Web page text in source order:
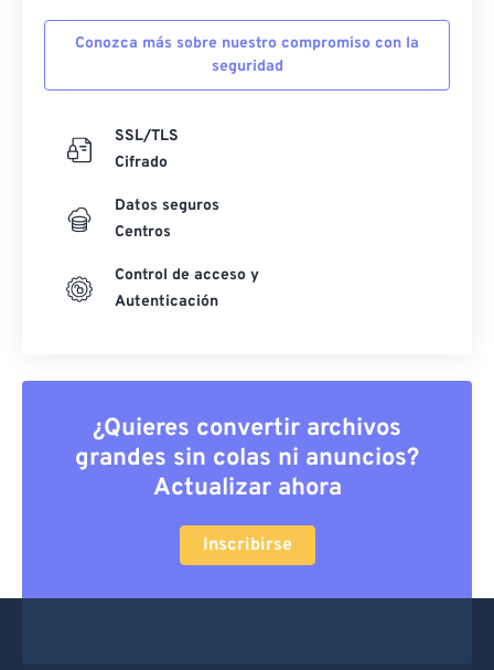
Conozca más sobre nuestro compromiso con la
seguridad
SSL/TLS
Cifrado
Datos seguros
Centros
Control de acceso y
Autenticación
¿Quieres convertir archivos
grandes sin colas ni anuncios?
Actualizar ahora
Inscribirse